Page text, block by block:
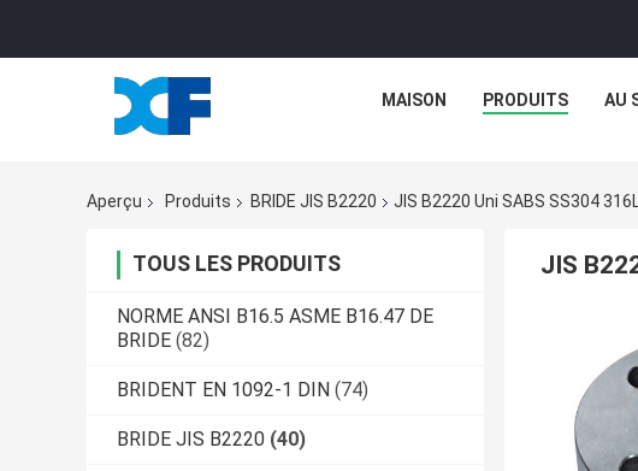
MAISON PRODUITS AU
Aperçu Produits BRIDE JIS B2220 JIS B2220 Uni SABS SS304
TOUS LES PRODUITS
NORME ANSI B16.5 ASME B16.47 DE
BRIDE (82)
BRIDENT EN 1092-1 DIN (74)
BRIDE JIS B2220 (40)
JIS